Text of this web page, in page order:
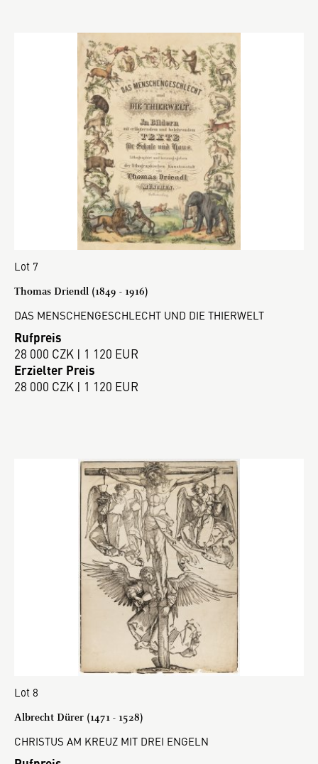
Lot 7
Thomas Driendl (1849 - 1916)
DAS MENSCHENGESCHLECHT UND DIE THIERWELT
Rufpreis
28 000 CZK | 1 120 EUR
Erzielter Preis
28 000 CZK | 1 120 EUR
Lot 8
Albrecht Dürer (1471 - 1528)
CHRISTUS AM KREUZ MIT DREI ENGELN